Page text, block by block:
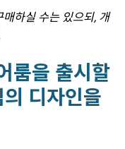
하실 수는 있으되, 개
룸을 출시할
디자인을